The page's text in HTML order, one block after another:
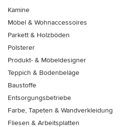
Kamine
Möbel & Wohnaccessoires
Parkett & Holzböden
Polsterer
Produkt- & Möbeldesigner
Teppich & Bodenbeläge
Baustoffe
Entsorgungsbetriebe
Farbe, Tapeten & Wandverkleidung
Fliesen & Arbeitsplatten